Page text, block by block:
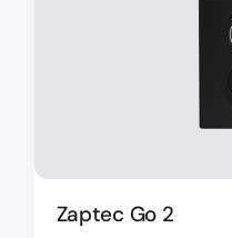
Zaptec Go 2